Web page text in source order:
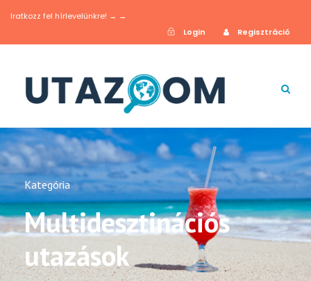
Iratkozz fel hírlevelünkre! → →
Login
Regisztráció
Kategória
Multidesztinációs
utazások